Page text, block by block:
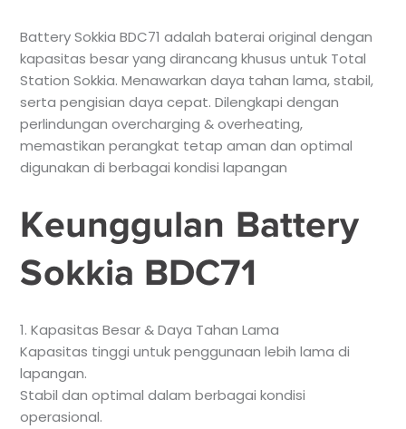
Battery Sokkia BDC71 adalah baterai original dengan
kapasitas besar yang dirancang khusus untuk Total
Station Sokkia. Menawarkan daya tahan lama, stabil,
serta pengisian daya cepat. Dilengkapi dengan
perlindungan overcharging & overheating,
memastikan perangkat tetap aman dan optimal
digunakan di berbagai kondisi lapangan
Keunggulan Battery
Sokkia BDC71
1. Kapasitas Besar & Daya Tahan Lama
Kapasitas tinggi untuk penggunaan lebih lama di
lapangan.
Stabil dan optimal dalam berbagai kondisi
operasional.